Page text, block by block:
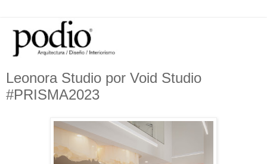
Leonora Studio por Void Studio
#PRISMA2023